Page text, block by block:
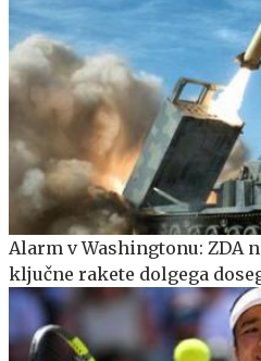
Alarm v Washingtonu: ZDA
ključne rakete dolgega